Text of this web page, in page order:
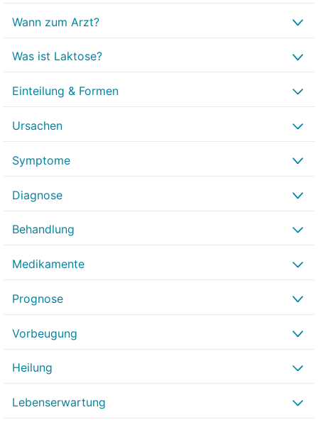
Wann zum Arzt?
Was ist Laktose?
Einteilung & Formen
Ursachen
Symptome
Diagnose
Behandlung
Medikamente
Prognose
Vorbeugung
Heilung
Lebenserwartung